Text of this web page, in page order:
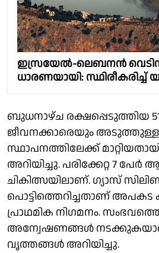
ഇസ്രയേൽ-ലെബനൻ
ധാരണയായി:
ബുധനാഴ്ച രക്ഷപ്പെടുത്തിയ
ജീവനക്കാരെയും
സ്ഥാപനത്തിലേക്ക്
അറിയിച്ചു. പരിക്കേറ്റ 7
ചികിത്സയിലാണ്. ഗ്യാസ്
പൊട്ടിത്തെറിച്ചതാണ്
പ്രാഥമിക നിഗമനം.
അന്വേഷണങ്ങൾ
വൃത്തങ്ങൾ അറിയിച്ചു.